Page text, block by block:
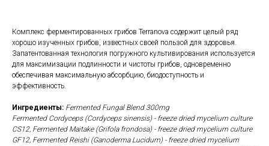
Комплекс ферментированных грибов Terranova содержит целый ряд
хорошо изученных грибов, известных своей пользой для здоровья.
Запатентованная технология погружного культивирования используется
для максимизации подлинности и чистоты грибов, одновременно
обеспечивая максимальную абсорбцию, биодоступность и
эффективность.
Ингредиенты: Fermented Fungal Blend 300mg
Fermented Cordyceps (Cordyceps sinensis) - freeze dried mycelium culture
CS12, Fermented Maitake (Grifola frondosa) - freeze dried mycelium culture
GF12, Fermented Reishi (Ganoderma Lucidum) - freeze dried mycelium